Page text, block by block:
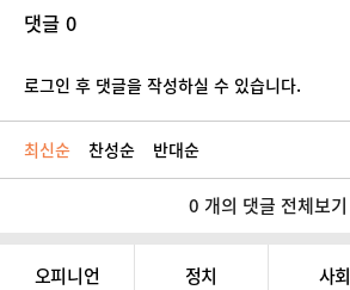
댓글 0
로그인 후 댓글을 작성하실 수 있습니다.
최신순 찬성순 반대순
0 개의 댓글 전체보기
오피니언 정치 사회